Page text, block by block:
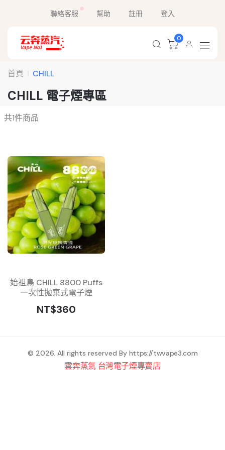
聯絡客服 幫助 註冊 登入
0
首頁 CHILL
CHILL 電子煙專區
共1件商品
始祖鳥 CHILL 8800 Puffs
一次性拋棄式電子煙
NT$360
© 2026. All rights reserved By https://twvape3.com
雲奔蒸氣 台灣電子煙專賣店